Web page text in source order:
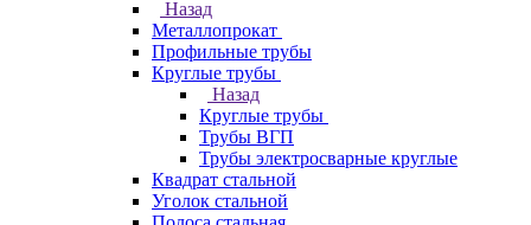
Назад
Металлопрокат
Профильные трубы
Круглые трубы
Назад
Круглые трубы
Трубы ВГП
Трубы электросварные круглые
Квадрат стальной
Уголок стальной